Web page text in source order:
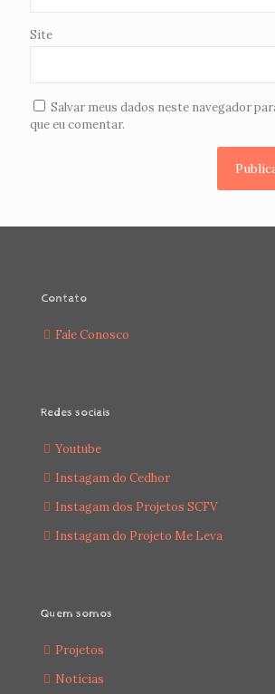
Site
Salvar meus dados neste navegador
que eu comentar.
Contato
Fale Conosco
Redes sociais
Youtube
Instagam do Cedhor
Instagam dos Projetos SCFV
Instagam do Projeto Me Leva
Quem somos
Projetos
Notícias